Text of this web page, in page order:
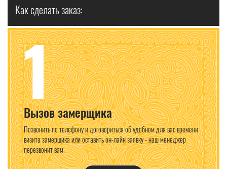
Как сделать заказ:
1
Вызов замерщика
Позвонить по телефону и договориться об удобном для вас времени
визита замерщика или оставить он-лайн заявку - наш менеджер
перезвонит вам.